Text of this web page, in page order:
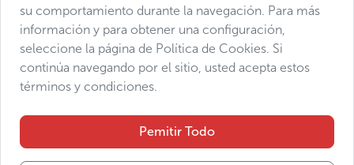
Condiciones de venta
Protección de datos
Declaración de accesibilidad
Manage consent
su comportamiento durante la navegación. Para más
información y para obtener una configuración,
seleccione la página de Política de Cookies. Si
continúa navegando por el sitio, usted acepta estos
términos y condiciones.
Pemitir Todo